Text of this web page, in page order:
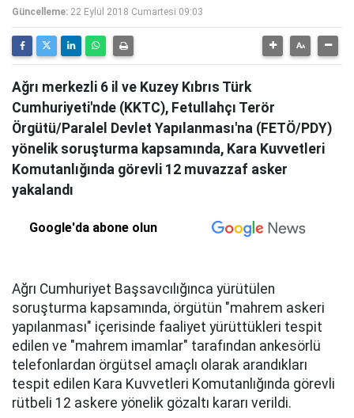
Güncelleme: 22 Eylül 2018 Cumartesi 09:03
Ağrı merkezli 6 il ve Kuzey Kıbrıs Türk
Cumhuriyeti'nde (KKTC), Fetullahçı Terör
Örgütü/Paralel Devlet Yapılanması'na (FETÖ/PDY)
yönelik soruşturma kapsamında, Kara Kuvvetleri
Komutanlığında görevli 12 muvazzaf asker
yakalandı
Google'da abone olun
Ağrı Cumhuriyet Başsavcılığınca yürütülen
soruşturma kapsamında, örgütün "mahrem askeri
yapılanması" içerisinde faaliyet yürüttükleri tespit
edilen ve "mahrem imamlar" tarafından ankesörlü
telefonlardan örgütsel amaçlı olarak arandıkları
tespit edilen Kara Kuvvetleri Komutanlığında görevli
rütbeli 12 askere yönelik gözaltı kararı verildi.